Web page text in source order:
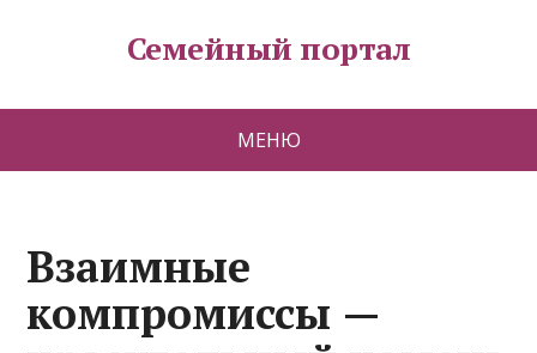
Семейный портал
МЕНЮ
Взаимные
компромиссы —